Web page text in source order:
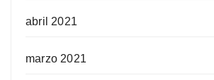
abril 2021
marzo 2021